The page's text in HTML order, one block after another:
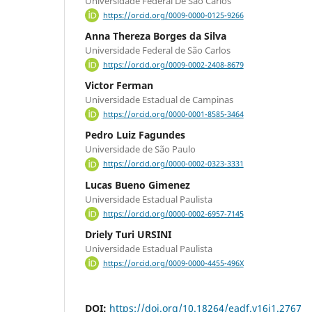
https://orcid.org/0009-0000-0125-9266
Anna Thereza Borges da Silva
Universidade Federal de São Carlos
https://orcid.org/0009-0002-2408-8679
Victor Ferman
Universidade Estadual de Campinas
https://orcid.org/0000-0001-8585-3464
Pedro Luiz Fagundes
Universidade de São Paulo
https://orcid.org/0000-0002-0323-3331
Lucas Bueno Gimenez
Universidade Estadual Paulista
https://orcid.org/0000-0002-6957-7145
Driely Turi URSINI
Universidade Estadual Paulista
https://orcid.org/0009-0000-4455-496X
DOI: https://doi.org/10.18264/eadf.v16i1.2767